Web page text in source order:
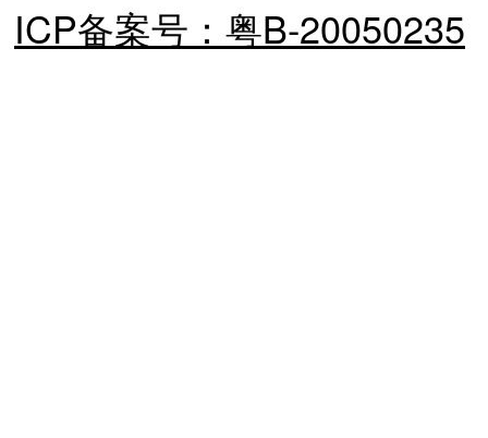
ICP备案号：粤B-20050235